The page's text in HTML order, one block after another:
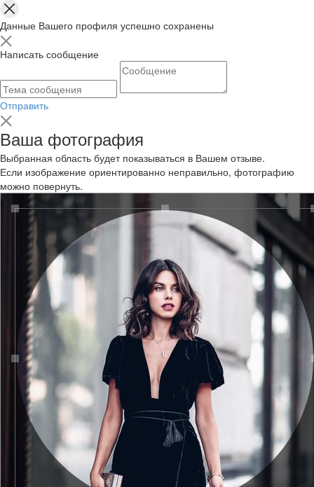
Данные Вашего профиля успешно сохранены
Написать сообщение
Отправить
Ваша фотография
Выбранная область будет показываться в Вашем отзыве.
Если изображение ориентированно неправильно, фотографию
можно повернуть.